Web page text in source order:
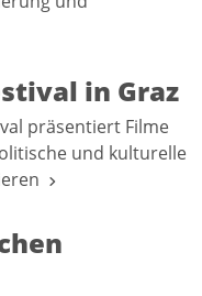
in Graz
präsentiert Filme
und kulturelle